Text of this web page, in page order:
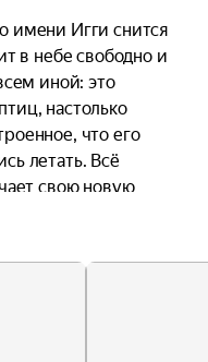
имени Игги снится
в небе свободно и
иной: это
настолько
что его
летать. Всё
свою новую
в
в глаза